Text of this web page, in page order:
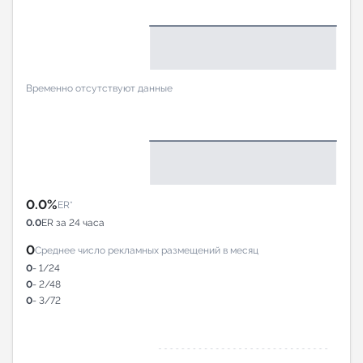
Временно отсутствуют данные
0.0%ER*
0.0ER за 24 часа
0Среднее число рекламных размещений в месяц
0- 1/24
0- 2/48
0- 3/72